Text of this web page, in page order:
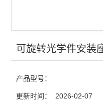
可旋转光学件安装
产品型号：
更新时间： 2026-02-07